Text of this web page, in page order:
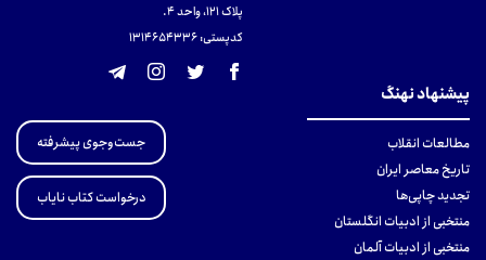
پلاک 121، واحد ۴.
کدپستی: 131465433۶
پیشنهاد نهنگ
مطالعات انقلاب
تاریخ معاصر ایران
تجدید چاپی‌ها
منتخبی از ادبیات انگلستان
منتخبی از ادبیات آلمان
جست‌وجوی پیشرفته
درخواست کتاب نایاب